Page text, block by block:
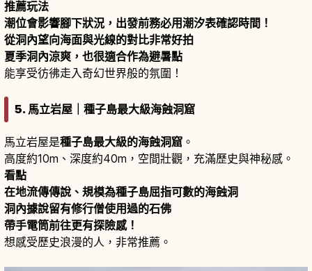
推薦玩法
潮位會影響腳下狀況，出發前務必用潮汐表確認時間！
從洞內望向海面與光線的對比非常好拍
夏季洞內涼爽，也很適合作為避暑點
能享受彷彿走入奇幻世界般的氛圍！
5. 馬立岩屋｜種子島最大級海蝕洞窟
馬立岩屋是種子島最大級的海蝕洞窟 。
高度約10m、深度約40m，空間壯觀，充滿歷史與神秘感。
看點
在地流傳傳說、規模為種子島屈指可數的海蝕洞
洞內據說留有修行僧使用過的石佛
帶手電筒前往更有探險感！
想感受歷史浪漫的人，非常推薦。